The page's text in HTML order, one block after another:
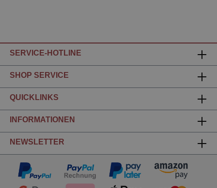
SERVICE-HOTLINE
SHOP SERVICE
QUICKLINKS
INFORMATIONEN
NEWSLETTER